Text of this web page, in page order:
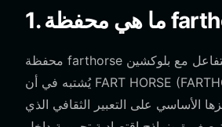
محفظة farthorse هي واجهة رقمية تسمح لك بالتفاعل مع بلوكشين Solana لتخزين وإرسال وإدارة رموز FARTHORSE الخاصة بك.
يُشتبه في أن FART HORSE (FARTHORSE) نشأت من ميم فكاهي على الإنترنت، وتعمل كرمز تجريبي مشتق أطلقته المجتمع؛ الفريق
الأساسي على التعبير الثقافي الذي